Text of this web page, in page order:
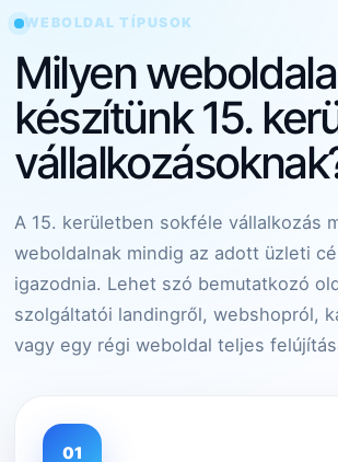
WEBOLDAL TÍPUSOK
Milyen
készítünk 15.
A 15. kerületben sokféle vállalkozás
weboldalnak mindig az adott üzleti
igazodnia. Lehet szó bemutatkozó
szolgáltatói landingről, webshopról,
vagy egy régi weboldal teljes
01